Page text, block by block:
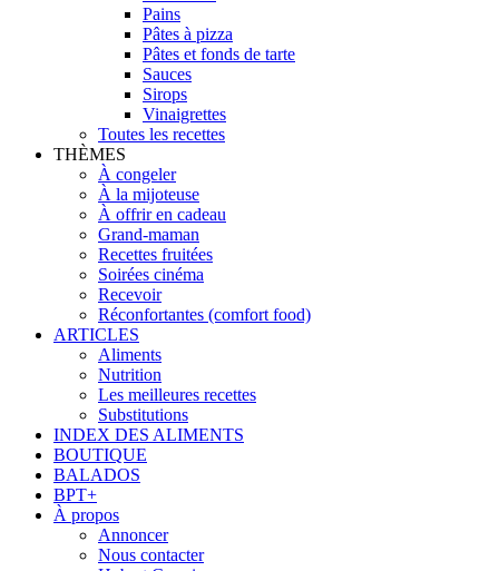
Pains
Pâtes à pizza
Pâtes et fonds de tarte
Sauces
Sirops
Vinaigrettes
Toutes les recettes
THÈMES
À congeler
À la mijoteuse
À offrir en cadeau
Grand-maman
Recettes fruitées
Soirées cinéma
Recevoir
Réconfortantes (comfort food)
ARTICLES
Aliments
Nutrition
Les meilleures recettes
Substitutions
INDEX DES ALIMENTS
BOUTIQUE
BALADOS
BPT+
À propos
Annoncer
Nous contacter